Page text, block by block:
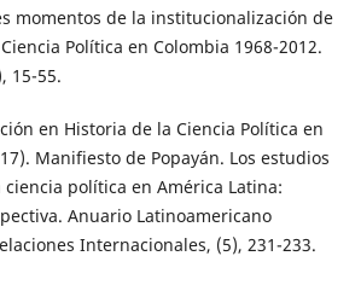
momentos de la institucionalización de
Política en Colombia 1968-2012.
15-55.
en Historia de la Ciencia Política en
Manifiesto de Popayán. Los estudios
política en América Latina:
Anuario Latinoamericano
Internacionales, (5), 231-233.